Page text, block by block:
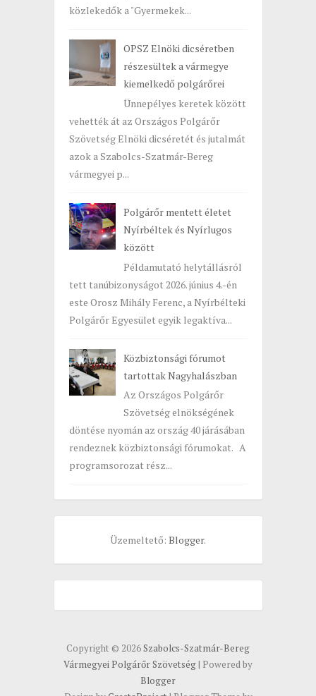
közlekedők a "Gyermekek...
OPSZ Elnöki dicséretben
részesültek a vármegye
kiemelkedő polgárőrei
Ünnepélyes keretek között
vehették át az Országos Polgárőr
Szövetség Elnöki dicséretét és jutalmát
azok a Szabolcs-Szatmár-Bereg
vármegyei p...
Polgárőr mentett életet
Nyírbéltek és Nyírlugos
között
Példamutató helytállásról
tett tanúbizonyságot 2026. június 4.-én
este Orosz Mihály Ferenc, a Nyírbélteki
Polgárőr Egyesület egyik legaktíva...
Közbiztonsági fórumot
tartottak Nagyhalászban
Az Országos Polgárőr
Szövetség elnökségének
döntése nyomán az ország 40 járásában
rendeznek közbiztonsági fórumokat. A
programsorozat rész...
Üzemeltető: Blogger.
Copyright © 2026Szabolcs-Szatmár-Bereg
Vármegyei Polgárőr Szövetség| Powered by
Blogger